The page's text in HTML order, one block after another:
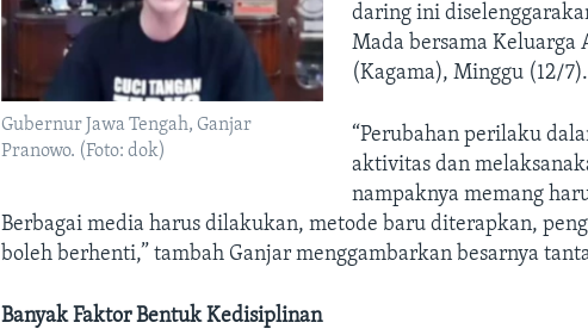
Gubernur Jawa Tengah, Ganjar
Pranowo. (Foto: dok)
daring ini
Mada bersama Keluarga
(Kagama), Minggu (12/7).
“Perubahan perilaku
aktivitas dan
nampaknya memang
Berbagai media harus dilakukan, metode baru diterapkan,
boleh berhenti,” tambah Ganjar menggambarkan besarnya
Banyak Faktor Bentuk Kedisiplinan